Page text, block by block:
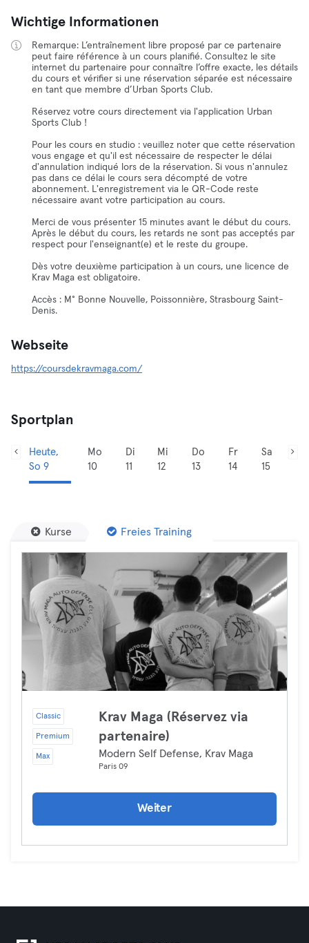
Wichtige Informationen
Remarque: L’entraînement libre proposé par ce partenaire
peut faire référence à un cours planifié. Consultez le site
internet du partenaire pour connaître l’offre exacte, les détails
du cours et vérifier si une réservation séparée est nécessaire
en tant que membre d’Urban Sports Club.
Réservez votre cours directement via l'application Urban
Sports Club !
Pour les cours en studio : veuillez noter que cette réservation
vous engage et qu'il est nécessaire de respecter le délai
d'annulation indiqué lors de la réservation. Si vous n'annulez
pas dans ce délai le cours sera décompté de votre
abonnement. L'enregistrement via le QR-Code reste
nécessaire avant votre participation au cours.
Merci de vous présenter 15 minutes avant le début du cours.
Après le début du cours, les retards ne sont pas acceptés par
respect pour l'enseignant(e) et le reste du groupe.
Dès votre deuxième participation à un cours, une licence de
Krav Maga est obligatoire.
Accès : M° Bonne Nouvelle, Poissonnière, Strasbourg Saint-
Denis.
Webseite
https://coursdekravmaga.com/
Sportplan
Heute,
So 9
Mo
10
Di
11
Mi
12
Do
13
Fr
14
Sa
15
Kurse Freies Training
Classic
Premium
Max
Krav Maga (Réservez via
partenaire)
Modern Self Defense, Krav Maga
Paris 09
Weiter